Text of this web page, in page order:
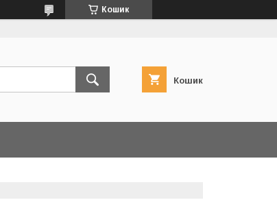
Кошик
Кошик